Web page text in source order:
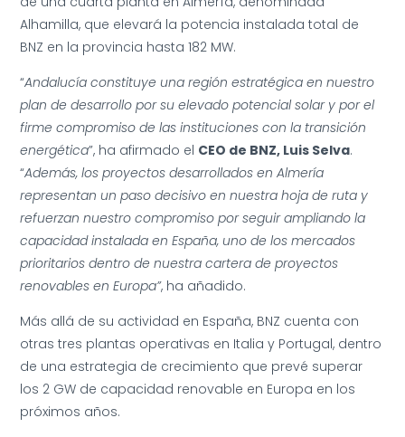
Alhamilla, que elevará la potencia instalada total de
BNZ en la provincia hasta 182 MW.
“Andalucía constituye una región estratégica en nuestro
plan de desarrollo por su elevado potencial solar y por el
firme compromiso de las instituciones con la transición
energética”, ha afirmado el CEO de BNZ, Luis Selva.
“Además, los proyectos desarrollados en Almería
representan un paso decisivo en nuestra hoja de ruta y
refuerzan nuestro compromiso por seguir ampliando la
capacidad instalada en España, uno de los mercados
prioritarios dentro de nuestra cartera de proyectos
renovables en Europa”, ha añadido.
Más allá de su actividad en España, BNZ cuenta con
otras tres plantas operativas en Italia y Portugal, dentro
de una estrategia de crecimiento que prevé superar
los 2 GW de capacidad renovable en Europa en los
próximos años.